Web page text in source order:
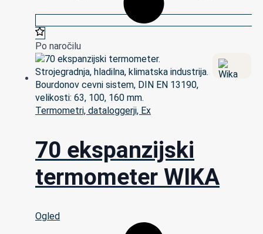
Po naročilu
Termometri, dataloggerji, Ex
70 ekspanzijski
termometer WIKA
Ogled